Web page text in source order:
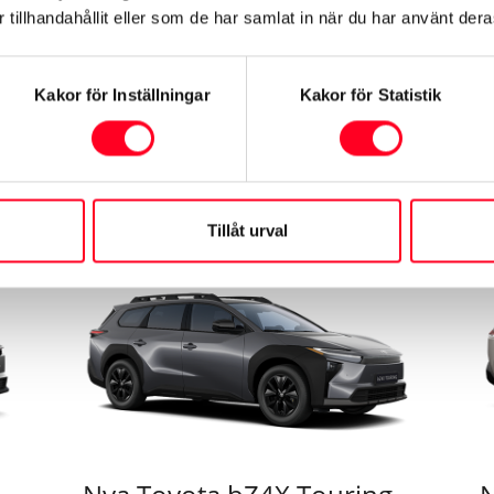
tillhandahållit eller som de har samlat in när du har använt
Kakor för Inställningar Kakor för Statistik
Tillåt urval
fyrhjulsdriftsystem (AWD-i).
350.900 kr
Se mer om bilen